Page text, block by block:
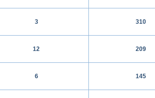
3 310
12 209
6 145